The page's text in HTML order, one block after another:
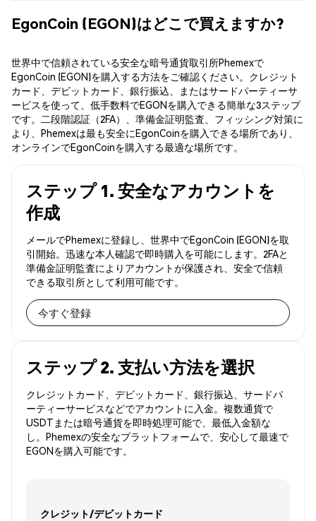
EgonCoin (EGON)はどこで買えますか?
世界中で信頼されている安全な暗号通貨取引所Phemexで
EgonCoin (EGON)を購入する方法をご確認ください。クレジット
カード、デビットカード、銀行振込、またはサードパーティーサ
ービスを使って、低手数料でEGONを購入できる簡単な3ステップ
です。二段階認証（2FA）、準備金証明監査、フィッシング対策に
より、Phemexは最も安全にEgonCoinを購入できる場所であり、
オンラインでEgonCoinを購入する最適な場所です。
ステップ 1. 安全なアカウントを
作成
メールでPhemexに登録し、世界中でEgonCoin (EGON)を取
引開始。迅速な本人確認で即時購入を可能にします。2FAと
準備金証明監査によりアカウントが保護され、安全で信頼
できる取引所として利用可能です。
今すぐ登録
ステップ 2. 支払い方法を選択
クレジットカード、デビットカード、銀行振込、サードパ
ーティーサービスなどでアカウントに入金。複数通貨で
USDTまたは暗号通貨を即時処理可能で、最低入金額な
し。Phemexの安全なプラットフォームで、安心して最速で
EGONを購入可能です。
クレジット/デビットカード